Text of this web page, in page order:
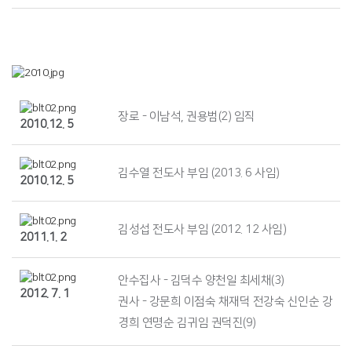
2010.12. 5
장로 - 이남석, 권용범(2) 임직
2010.12. 5
김수열 전도사 부임 (2013. 6 사임)
2011.1. 2
김성섭 전도사 부임 (2012. 12 사임)
2012. 7. 1
안수집사 - 김덕수 양천일 최세채(3)
권사 - 강문희 이점숙 채재덕 전강숙 신인순 강
경희 연명순 김귀임 권덕진(9)